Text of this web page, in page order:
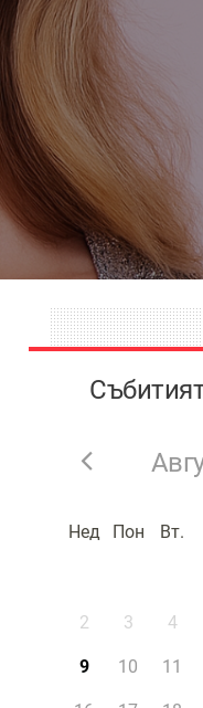
Нед Пон Вт.
2 3 4
9 10 11